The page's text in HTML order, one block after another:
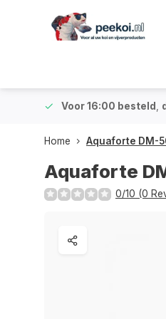
Voor 16:00 besteld
Home Aquaforte DM-
Aquaforte
0/10 (0